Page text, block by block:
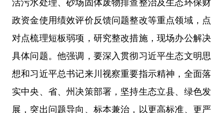
活污水处理、砂场固体废物排查整治及生态环保财
政资金使用绩效评价反馈问题整改等重点领域，点
对点梳理短板弱项，研究整改措施，现场办公解决
具体问题。他强调，要深入贯彻习近平生态文明思
想和习近平总书记来川视察重要指示精神，全面落
实中央、省、州决策部署，坚持生态立县、绿色发
展，突出问题导向、标本兼治，以更高标准、更严